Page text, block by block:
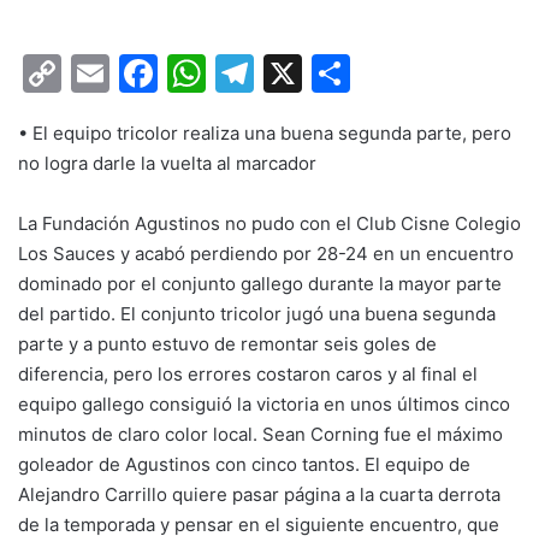
C
p
y
Li
n
k
E
ai
F
c
b
o
o
k
W
at
A
p
p
T
e
a
m
X
m
ar
tir
• El equipo tricolor realiza una buena segunda parte, pero
no logra darle la vuelta al marcador
La Fundación Agustinos no pudo con el Club Cisne Colegio
Los Sauces y acabó perdiendo por 28-24 en un encuentro
dominado por el conjunto gallego durante la mayor parte
del partido. El conjunto tricolor jugó una buena segunda
parte y a punto estuvo de remontar seis goles de
diferencia, pero los errores costaron caros y al final el
equipo gallego consiguió la victoria en unos últimos cinco
minutos de claro color local. Sean Corning fue el máximo
goleador de Agustinos con cinco tantos. El equipo de
Alejandro Carrillo quiere pasar página a la cuarta derrota
de la temporada y pensar en el siguiente encuentro, que